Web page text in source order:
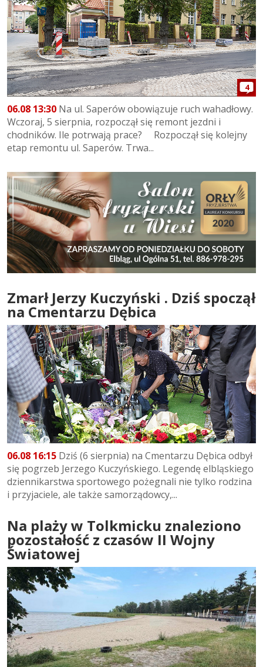
4
06.08 13:30 Na ul. Saperów obowiązuje ruch wahadłowy.
Wczoraj, 5 sierpnia, rozpoczął się remont jezdni i
chodników. Ile potrwają prace? Rozpoczął się kolejny
etap remontu ul. Saperów. Trwa...
Zmarł Jerzy Kuczyński . Dziś spoczął
na Cmentarzu Dębica
06.08 16:15 Dziś (6 sierpnia) na Cmentarzu Dębica odbył
się pogrzeb Jerzego Kuczyńskiego. Legendę elbląskiego
dziennikarstwa sportowego pożegnali nie tylko rodzina
i przyjaciele, ale także samorządowcy,...
Na plaży w Tolkmicku znaleziono
pozostałość z czasów II Wojny
Światowej